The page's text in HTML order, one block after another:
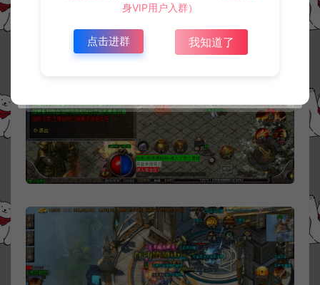
身VIP用户入群）
点击进群 我知道了